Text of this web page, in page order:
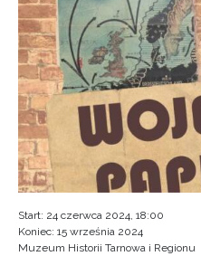
Start: 24 czerwca 2024, 18:00
Koniec: 15 września 2024
Muzeum Historii Tarnowa i Regionu